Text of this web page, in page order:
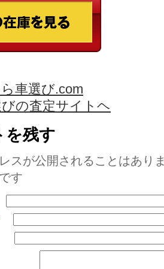
車選び.com
の査定サイトヘ
を残す
スが公開されることはあり
す